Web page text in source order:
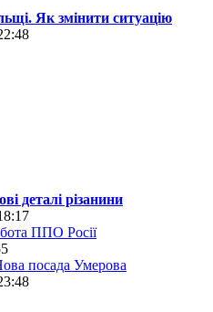
Як змінити ситуацію
деталі різанини
ППО Росії
посада Умерова